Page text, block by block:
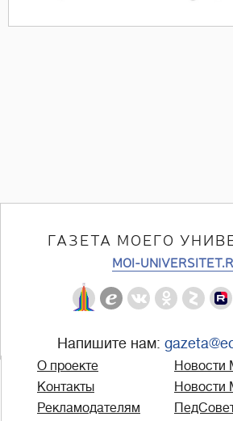
ГАЗЕТА МОЕГО
MOI-
Напишите нам:
О проекте
Контакты
Рекламодателям
Новости
Новости